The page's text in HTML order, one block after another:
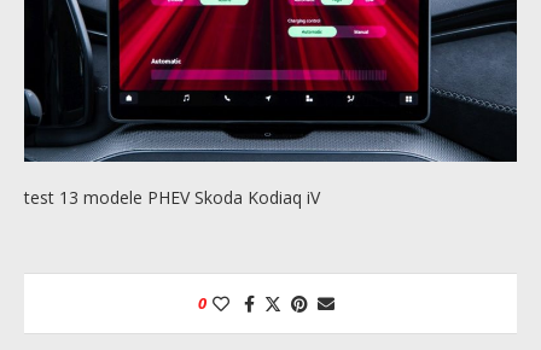
test 13 modele PHEV Skoda Kodiaq iV
0